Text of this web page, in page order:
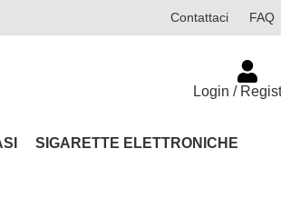
Contattaci FAQ
SIGARETTE ELETTRONICHE
Login /